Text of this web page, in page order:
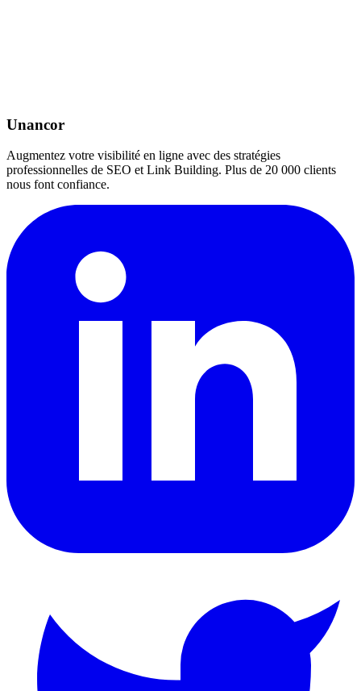
Unancor
Augmentez votre visibilité en ligne avec des stratégies
professionnelles de SEO et Link Building. Plus de 20 000 clients
nous font confiance.